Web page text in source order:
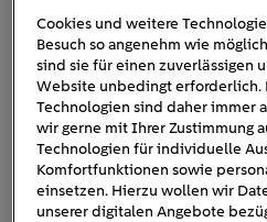
stsieger_270522
Cookies und weitere
Besuch so angenehm wie
sind sie für einen zuverlässigen
Website unbedingt erforderlich.
Technologien sind daher immer
wir gerne mit Ihrer Zustimmung
Technologien für individuelle
Komfortfunktionen sowie
einsetzen. Hierzu wollen wir
unserer digitalen Angebote